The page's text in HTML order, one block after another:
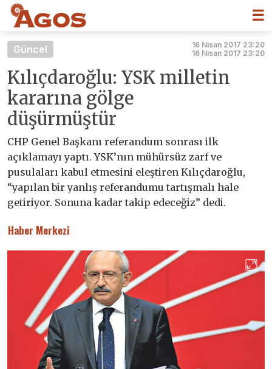
☰
Güncel
16 Nisan 2017 23:20
16 Nisan 2017 23:20
Kılıçdaroğlu: YSK milletin
kararına gölge
düşürmüştür
CHP Genel Başkanı referandum sonrası ilk
açıklamayı yaptı. YSK’nın mühürsüz zarf ve
pusulaları kabul etmesini eleştiren Kılıçdaroğlu,
“yapılan bir yanlış referandumu tartışmalı hale
getiriyor. Sonuna kadar takip edeceğiz” dedi.
Haber Merkezi